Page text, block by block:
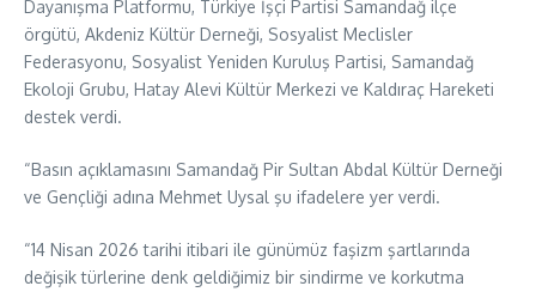
Dayanışma Platformu, Türkiye İşçi Partisi Samandağ ilçe
örgütü, Akdeniz Kültür Derneği, Sosyalist Meclisler
Federasyonu, Sosyalist Yeniden Kuruluş Partisi, Samandağ
Ekoloji Grubu, Hatay Alevi Kültür Merkezi ve Kaldıraç Hareketi
destek verdi.
“Basın açıklamasını Samandağ Pir Sultan Abdal Kültür Derneği
ve Gençliği adına Mehmet Uysal şu ifadelere yer verdi.
“14 Nisan 2026 tarihi itibari ile günümüz faşizm şartlarında
değişik türlerine denk geldiğimiz bir sindirme ve korkutma